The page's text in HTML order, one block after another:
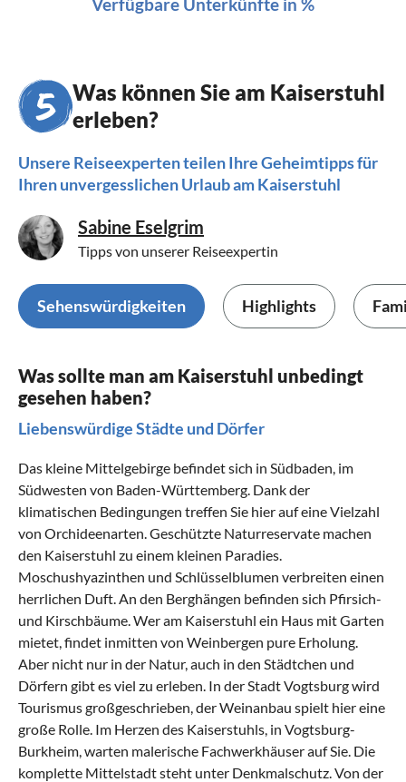
Was können Sie am Kaiserstuhl
erleben?
Unsere Reiseexperten teilen Ihre Geheimtipps für
Ihren unvergesslichen Urlaub am Kaiserstuhl
Tipps von unserer Reiseexpertin
Sabine Eselgrim
Sehenswürdigkeiten Highlights
Was sollte man am Kaiserstuhl unbedingt
gesehen haben?
Liebenswürdige Städte und Dörfer
Das kleine Mittelgebirge befindet sich in Südbaden, im
Südwesten von Baden-Württemberg. Dank der
klimatischen Bedingungen treffen Sie hier auf eine Vielzahl
von Orchideenarten. Geschützte Naturreservate machen
den Kaiserstuhl zu einem kleinen Paradies.
Moschushyazinthen und Schlüsselblumen verbreiten einen
herrlichen Duft. An den Berghängen befinden sich Pfirsich-
und Kirschbäume. Wer am Kaiserstuhl ein Haus mit Garten
mietet, findet inmitten von Weinbergen pure Erholung.
Aber nicht nur in der Natur, auch in den Städtchen und
Dörfern gibt es viel zu erleben. In der Stadt Vogtsburg wird
Tourismus großgeschrieben, der Weinanbau spielt hier eine
große Rolle. Im Herzen des Kaiserstuhls, in Vogtsburg-
Burkheim, warten malerische Fachwerkhäuser auf Sie. Die
komplette Mittelstadt steht unter Denkmalschutz. Von der